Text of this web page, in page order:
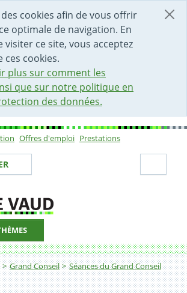
cookies afin de vous offrir
optimale de navigation. En
visiter ce site, vous acceptez
cookies.
plus sur comment les
que sur notre politique en
des données.
DE LA PAGE
DE RECHERCHE
CONTACT
Offres d'emploi Prestations
Grand Conseil Séances du Grand Conseil